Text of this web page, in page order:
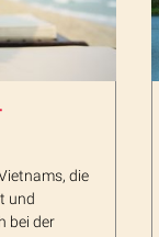
die
und
bei der